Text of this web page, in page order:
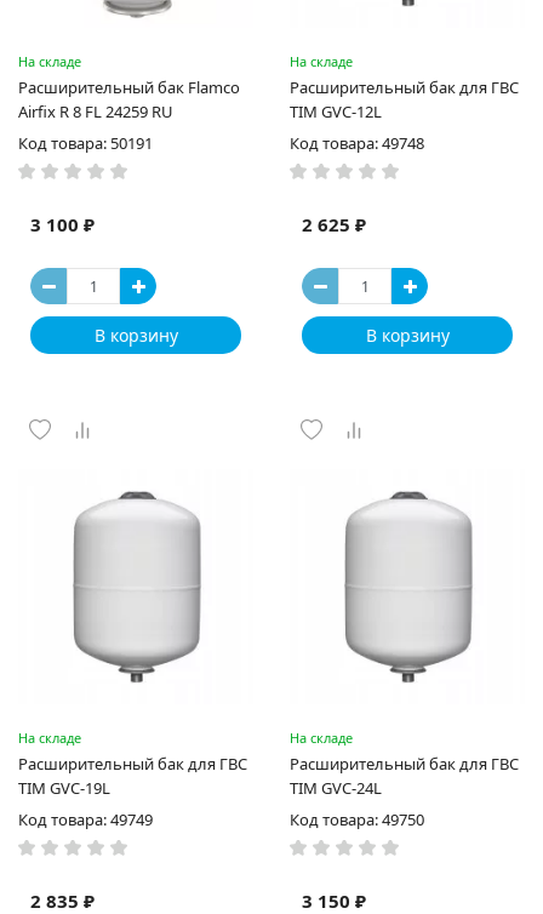
На складе
Расширительный бак Flamco
Airfix R 8 FL 24259 RU
Код товара: 50191
3 100 ₽
В корзину
На складе
Расширительный бак для ГВС
TIM GVC-12L
Код товара: 49748
2 625 ₽
В корзину
На складе
Расширительный бак для ГВС
TIM GVC-19L
Код товара: 49749
2 835 ₽
На складе
Расширительный бак для ГВС
TIM GVC-24L
Код товара: 49750
3 150 ₽